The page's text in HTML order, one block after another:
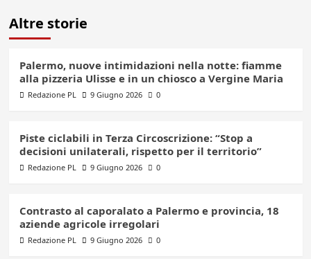
Altre storie
Palermo, nuove intimidazioni nella notte: fiamme
alla pizzeria Ulisse e in un chiosco a Vergine Maria
Redazione PL 9 Giugno 2026 0
Piste ciclabili in Terza Circoscrizione: “Stop a
decisioni unilaterali, rispetto per il territorio”
Redazione PL 9 Giugno 2026 0
Contrasto al caporalato a Palermo e provincia, 18
aziende agricole irregolari
Redazione PL 9 Giugno 2026 0